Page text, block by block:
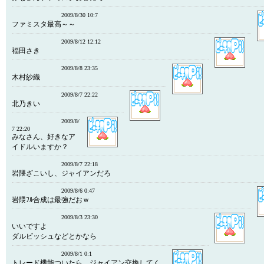
2009/8/30 10:7
ファミスタ最高～～
2009/8/12 12:12
福田さき
2009/8/8 23:35
木村紗織
2009/8/7 22:22
北乃きい
2009/8/
7 22:20
みなさん、好きなア
イドルいますか？
2009/8/7 22:18
岩隈ざこいし、ジャイアンだろ
2009/8/6 0:47
岩隈ﾌﾙ合成は最強だおｗ
2009/8/3 23:30
いいですよ
ダルビッシュなどとかなら
2009/8/1 0:1